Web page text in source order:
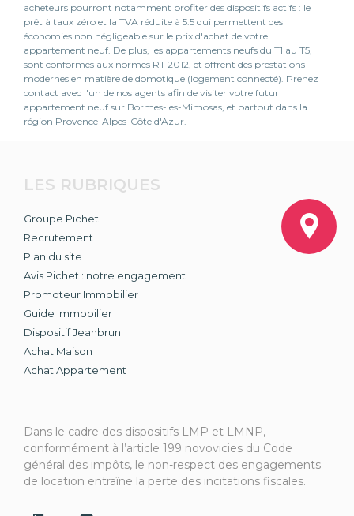
acheteurs pourront notamment profiter des dispositifs actifs : le
prêt à taux zéro et la TVA réduite à 5.5 qui permettent des
économies non négligeable sur le prix d'achat de votre
appartement neuf. De plus, les appartements neufs du T1 au T5,
sont conformes aux normes RT 2012, et offrent des prestations
modernes en matière de domotique (logement connecté). Prenez
contact avec l'un de nos agents afin de visiter votre futur
appartement neuf sur Bormes-les-Mimosas, et partout dans la
région Provence-Alpes-Côte d'Azur.
LES RUBRIQUES
Groupe Pichet
Recrutement
Plan du site
Avis Pichet : notre engagement
Promoteur Immobilier
Guide Immobilier
Dispositif Jeanbrun
Achat Maison
Achat Appartement
Dans le cadre des dispositifs LMP et LMNP,
conformément à l’article 199 novovicies du Code
général des impôts, le non-respect des engagements
de location entraîne la perte des incitations fiscales.